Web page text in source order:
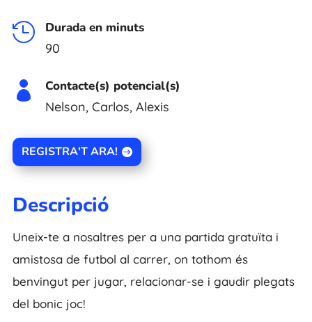

Durada en minuts
90

Contacte(s) potencial(s)
Nelson, Carlos, Alexis
REGISTRA'T ARA!
Descripció
Uneix-te a nosaltres per a una partida gratuïta i
amistosa de futbol al carrer, on tothom és
benvingut per jugar, relacionar-se i gaudir plegats
del bonic joc!